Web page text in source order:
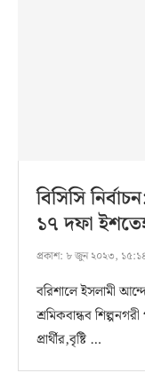
বিসিসি
১৭ দফা
প্রকাশ: ৮ জুন ২০২৩,
বরিশালে ইসলামী
শ্রমিকবান্ধব
প্রার্থীর,বৃষ্টি …